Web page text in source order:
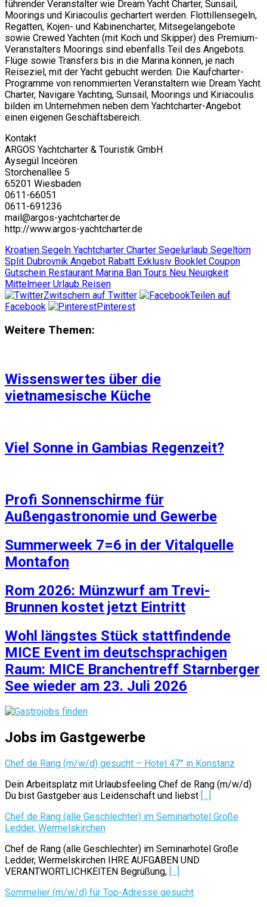
führender Veranstalter wie Dream Yacht Charter, Sunsail,
Moorings und Kiriacoulis gechartert werden. Flottillensegeln,
Regatten, Kojen- und Kabinencharter, Mitsegelangebote
sowie Crewed Yachten (mit Koch und Skipper) des Premium-
Veranstalters Moorings sind ebenfalls Teil des Angebots.
Flüge sowie Transfers bis in die Marina können, je nach
Reiseziel, mit der Yacht gebucht werden. Die Kaufcharter-
Programme von renommierten Veranstaltern wie Dream Yacht
Charter, Navigare Yachting, Sunsail, Moorings und Kiriacoulis
bilden im Unternehmen neben dem Yachtcharter-Angebot
einen eigenen Geschäftsbereich.
Kontakt
ARGOS Yachtcharter & Touristik GmbH
Aysegül Inceören
Storchenallee 5
65201 Wiesbaden
0611-66051
0611-691236
mail@argos-yachtcharter.de
http://www.argos-yachtcharter.de
Kroatien Segeln Yachtcharter Charter Segelurlaub Segeltörn
Split Dubrovnik Angebot Rabatt Exklusiv Booklet Coupon
Gutschein Restaurant Marina Ban Tours Neu Neuigkeit
Mittelmeer Urlaub Reisen
Zwitschern auf Twitter
Teilen auf
Facebook
Pinterest
Weitere Themen:
Wissenswertes über die
vietnamesische Küche
Viel Sonne in Gambias Regenzeit?
Profi Sonnenschirme für
Außengastronomie und Gewerbe
Summerweek 7=6 in der Vitalquelle
Montafon
Rom 2026: Münzwurf am Trevi-
Brunnen kostet jetzt Eintritt
Wohl längstes Stück stattfindende
MICE Event im deutschsprachigen
Raum: MICE Branchentreff Starnberger
See wieder am 23. Juli 2026
Jobs im Gastgewerbe
Chef de Rang (m/w/d) gesucht – Hotel 47° in Konstanz
Dein Arbeitsplatz mit Urlaubsfeeling Chef de Rang (m/w/d)
Du bist Gastgeber aus Leidenschaft und liebst [...]
Chef de Rang (alle Geschlechter) im Seminarhotel Große
Ledder, Wermelskirchen
Chef de Rang (alle Geschlechter) im Seminarhotel Große
Ledder, Wermelskirchen IHRE AUFGABEN UND
VERANTWORTLICHKEITEN Begrüßung, [...]
Sommelier (m/w/d) für Top-Adresse gesucht